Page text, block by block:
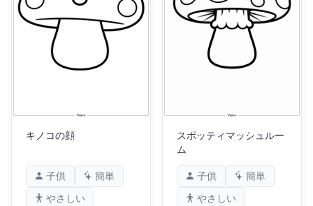
キノコの顔
子供
簡単
やさしい
スポッティマッシュルー
ム
子供
簡単
やさしい